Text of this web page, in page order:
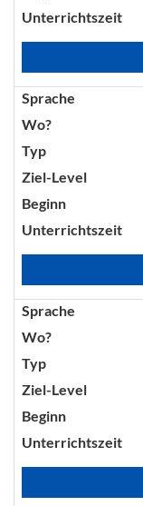
Unterrichtszeit
Sprache
Wo?
Typ
Ziel-Level
Beginn
Unterrichtszeit
Sprache
Wo?
Typ
Ziel-Level
Beginn
Unterrichtszeit